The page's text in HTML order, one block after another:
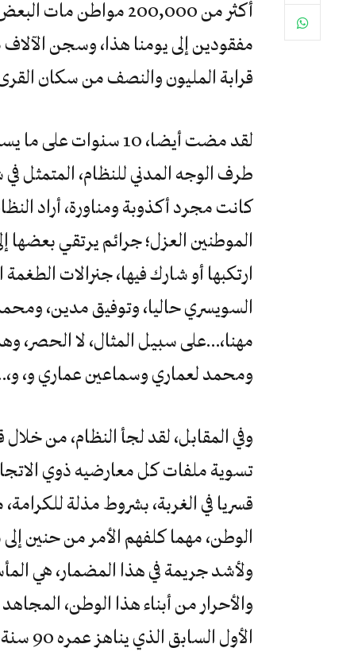
مفقودين إلى يومنا هذا، وسجن الآلاف
قرابة المليون والنصف من سكان
لقد مضت أيضا، 10
طرف الوجه المدني للنظام، المتمثل
كانت مجرد أكذوبة ومناورة، أراد
الموطنين العزل؛ جرائم يرتقي بعضها
ارتكبها أو شارك فيها، جنرالات الطغمة
السويسري حاليا، وتوفيق مدين،
مهنا،…على سبيل المثال، لا الحصر،
ومحمد لعماري وسماعين عماري و،
وفي المقابل، لقد لجأ النظام، من
تسوية ملفات كل معارضيه ذوي
قسريا في الغربة، بشروط مذلة
الوطن، مهما كلفهم الأمر من حنين
ولأشد جريمة في هذا المضمار، هي
والأحرار من أبناء هذا الوطن،
الأول السابق الذي يناهز عمره 90 سنة وهو في المنفى قسريا في الغرب الشقيق.